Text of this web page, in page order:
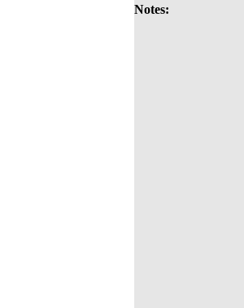
Notes: